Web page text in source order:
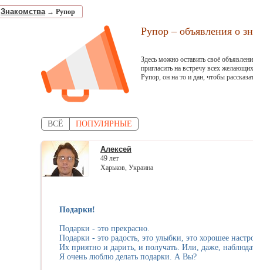
Знакомства→ Рупор
Рупор – объявления о
Здесь можно оставить своё
пригласить на встречу всех
Рупор, он на то и дан, чтобы
ВСЁ ПОПУЛЯРНЫЕ
Алексей
49 лет
Харьков, Украина
Подарки!
Подарки - это прекрасно.
Подарки - это радость, это улыбки, это хорошее
Их приятно и дарить, и получать. Или, даже,
Я очень люблю делать подарки. А Вы?